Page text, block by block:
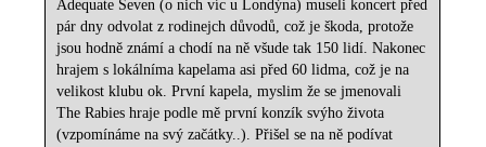
Adequate Seven (o nich víc u Londýna) museli koncert před
pár dny odvolat z rodinejch důvodů, což je škoda, protože
jsou hodně známí a chodí na ně všude tak 150 lidí. Nakonec
hrajem s lokálníma kapelama asi před 60 lidma, což je na
velikost klubu ok. První kapela, myslim že se jmenovali
The Rabies hraje podle mě první konzík svýho života
(vzpomínáme na svý začátky..). Přišel se na ně podívat